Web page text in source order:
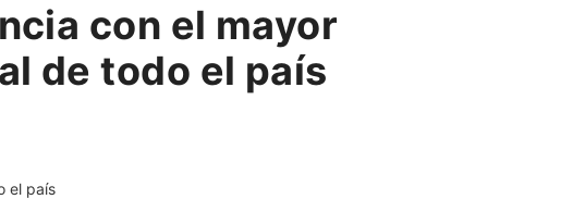
con el mayor
de todo el país